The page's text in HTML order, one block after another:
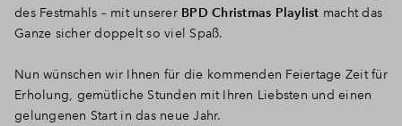
des Festmahls – mit unserer BPD Christmas Playlist macht das
Ganze sicher doppelt so viel Spaß.
Nun wünschen wir Ihnen für die kommenden Feiertage Zeit für
Erholung, gemütliche Stunden mit Ihren Liebsten und einen
gelungenen Start in das neue Jahr.